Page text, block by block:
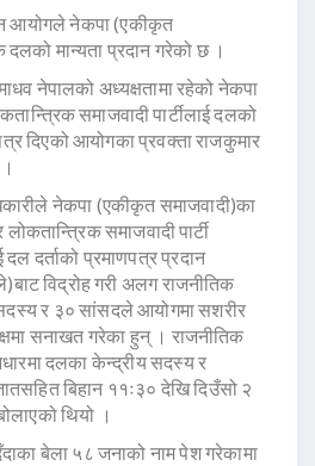
आयोगले नेकपा (एकीकृत
दलको मान्यता प्रदान गरेको छ ।
नेपालको अध्यक्षतामा रहेको नेकपा
समाजवादी पार्टीलाई दलको
दिएको आयोगका प्रवक्ता राजकुमार
नेकपा (एकीकृत समाजवादी)का
समाजवादी पार्टी
दर्ताको प्रमाणपत्र प्रदान
विद्रोह गरी अलग राजनीतिक
र ३० सांसदले आयोगमा सशरीर
सनाखत गरेका हुन् । राजनीतिक
दलका केन्द्रीय सदस्य र
बिहान ११ः३० देखि दिउँसो २
थियो ।
बेला ५८ जनाको नाम पेश गरेकामा